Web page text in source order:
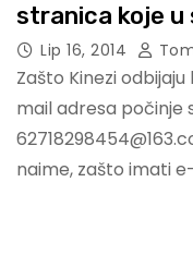
stranica koje u
Lip 16, 2014
Zašto Kinezi
mail adresa počinje
naime, zašto imati